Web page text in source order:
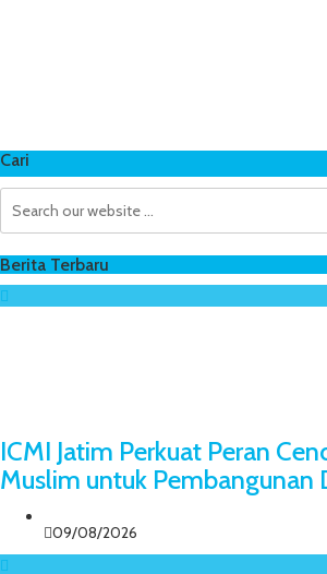
Cari
Berita Terbaru
ICMI Jatim Perkuat Peran
Muslim untuk Pembangunan
09/08/2026